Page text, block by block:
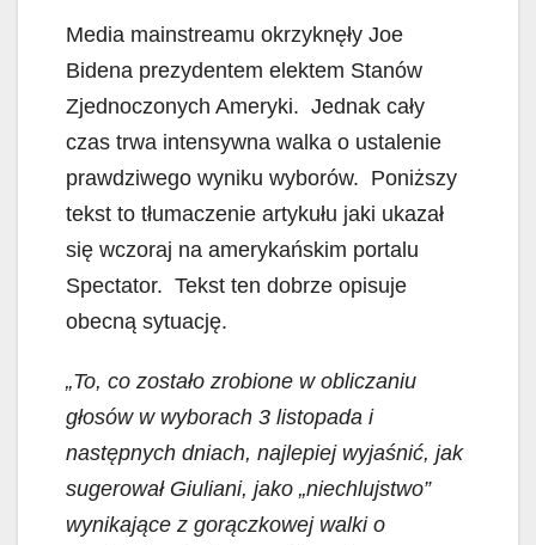
c
o
o
k
a
s
A
p
p
a
n
d
I
n
a
Media mainstreamu okrzyknęły Joe
Bidena prezydentem elektem Stanów
Zjednoczonych Ameryki. Jednak cały
czas trwa intensywna walka o ustalenie
prawdziwego wyniku wyborów. Poniższy
tekst to tłumaczenie artykułu jaki ukazał
się wczoraj na amerykańskim portalu
Spectator. Tekst ten dobrze opisuje
obecną sytuację.
„To, co zostało zrobione w obliczaniu
głosów w wyborach 3 listopada i
następnych dniach, najlepiej wyjaśnić, jak
sugerował Giuliani, jako „niechlujstwo”
wynikające z gorączkowej walki o